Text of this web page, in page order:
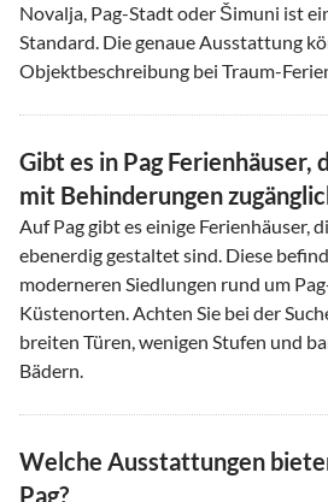
Novalja, Pag-Stadt oder Šimuni ist
Standard. Die genaue Ausstattung
Objektbeschreibung bei Traum-
Gibt es in Pag Ferienhäuser,
mit Behinderungen
Auf Pag gibt es einige Ferienhäuser,
ebenerdig gestaltet sind. Diese
moderneren Siedlungen rund um
Küstenorten. Achten Sie bei der
breiten Türen, wenigen Stufen und
Bädern.
Welche Ausstattungen
Pag?